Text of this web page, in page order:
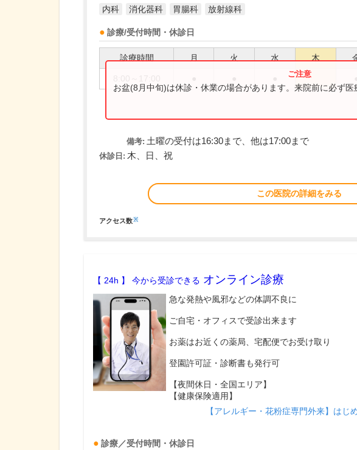
内科 消化器科 胃腸科 放射線科
診療/受付時間・休診日
診療時間 月 火 水 木
お盆(8月中旬)は休診・休業の場合があります。来院前に必ず医
備考: 土曜の受付は16:30まで、他は17:00まで
休診日: 木、日、祝
この医院の詳細をみる
アクセス数※
【 24h 】 今から受診できる オンライン診療
急な発熱や風邪などの体調不良に
ご自宅・オフィスで受診出来ます
お薬はお近くの薬局、宅配便でお受け取り
登園許可証・診断書も発行可
【夜間休日・全国エリア】
【健康保険適用】
【アレルギー・花粉症専門外来】はじ
診療／受付時間・休診日